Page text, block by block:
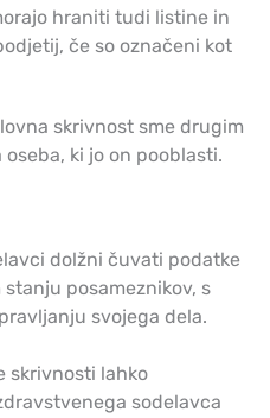
hraniti tudi listine in
če so označeni kot
skrivnost sme drugim
ki jo on pooblasti.
dolžni čuvati podatke
posameznikov, s
svojega dela.
skrivnosti lahko
sodelavca